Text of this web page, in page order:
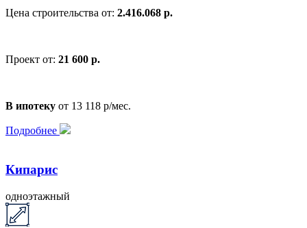
Цена строительства от: 2.416.068 р.
Проект от: 21 600 р.
В ипотеку от 13 118 р/мес.
Подробнее
Кипарис
одноэтажный